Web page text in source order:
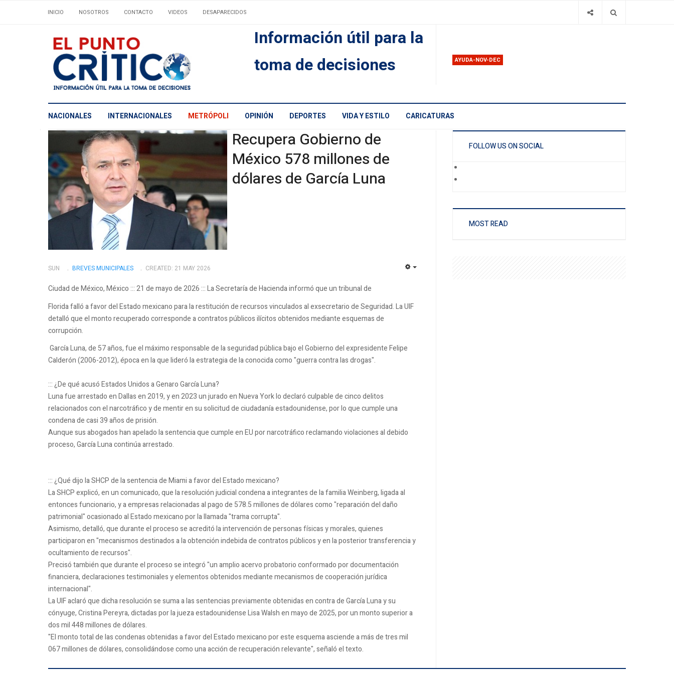
INICIO NOSOTROS CONTACTO VIDEOS DESAPARECIDOS
Información útil para la
toma de decisiones
AYUDA-NOV-DEC
NACIONALES INTERNACIONALES METRÓPOLI OPINIÓN DEPORTES VIDA Y ESTILO CARICATURAS
Recupera Gobierno de
México 578 millones de
dólares de García Luna
SUN BREVES MUNICIPALES CREATED: 21 MAY 2026
Ciudad de México, México ::: 21 de mayo de 2026 ::: La Secretaría de Hacienda informó que un tribunal de
Florida falló a favor del Estado mexicano para la restitución de recursos vinculados al exsecretario de Seguridad. La UIF
detalló que el monto recuperado corresponde a contratos públicos ilícitos obtenidos mediante esquemas de
corrupción.
García Luna, de 57 años, fue el máximo responsable de la seguridad pública bajo el Gobierno del expresidente Felipe
Calderón (2006-2012), época en la que lideró la estrategia de la conocida como "guerra contra las drogas".
::: ¿De qué acusó Estados Unidos a Genaro García Luna?
Luna fue arrestado en Dallas en 2019, y en 2023 un jurado en Nueva York lo declaró culpable de cinco delitos
relacionados con el narcotráfico y de mentir en su solicitud de ciudadanía estadounidense, por lo que cumple una
condena de casi 39 años de prisión.
Aunque sus abogados han apelado la sentencia que cumple en EU por narcotráfico reclamando violaciones al debido
proceso, García Luna continúa arrestado.
::: ¿Qué dijo la SHCP de la sentencia de Miami a favor del Estado mexicano?
La SHCP explicó, en un comunicado, que la resolución judicial condena a integrantes de la familia Weinberg, ligada al
entonces funcionario, y a empresas relacionadas al pago de 578.5 millones de dólares como "reparación del daño
patrimonial" ocasionado al Estado mexicano por la llamada "trama corrupta".
Asimismo, detalló, que durante el proceso se acreditó la intervención de personas físicas y morales, quienes
participaron en "mecanismos destinados a la obtención indebida de contratos públicos y en la posterior transferencia y
ocultamiento de recursos".
Precisó también que durante el proceso se integró "un amplio acervo probatorio conformado por documentación
financiera, declaraciones testimoniales y elementos obtenidos mediante mecanismos de cooperación jurídica
internacional".
La UIF aclaró que dicha resolución se suma a las sentencias previamente obtenidas en contra de García Luna y su
cónyuge, Cristina Pereyra, dictadas por la jueza estadounidense Lisa Walsh en mayo de 2025, por un monto superior a
dos mil 448 millones de dólares.
"El monto total de las condenas obtenidas a favor del Estado mexicano por este esquema asciende a más de tres mil
067 millones de dólares, consolidándose como una acción de recuperación relevante", señaló el texto.
FOLLOW US ON SOCIAL
MOST READ